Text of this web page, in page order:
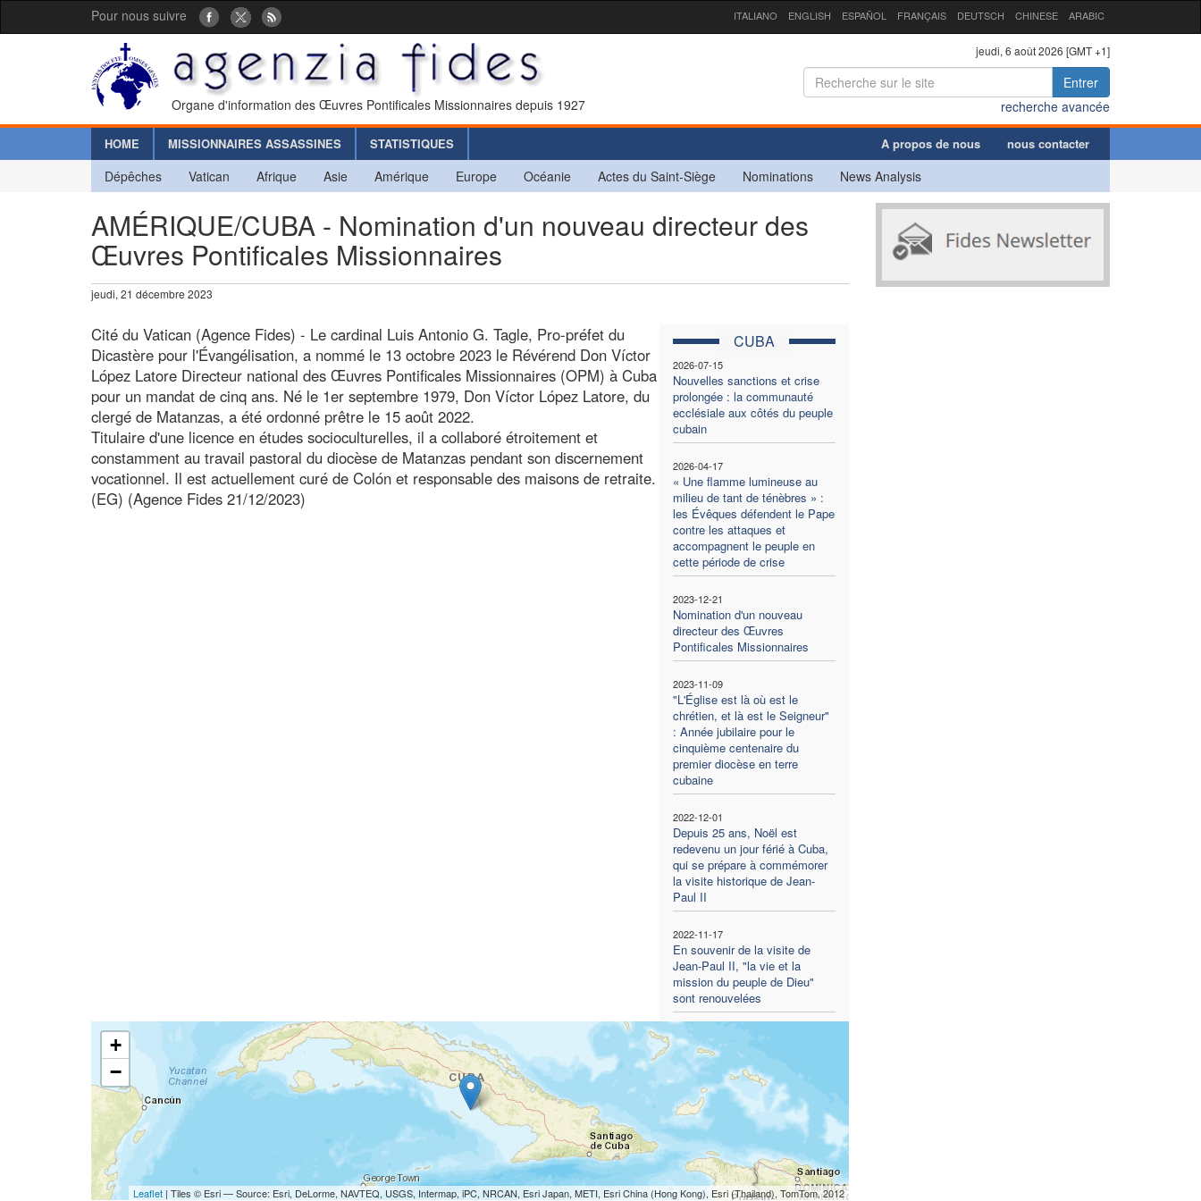
Pour nous suivre ITALIANO ENGLISH ESPAÑOL FRANÇAIS DEUTSCH CHINESE ARABIC
Organe d'information des Œuvres Pontificales Missionnaires depuis 1927
jeudi, 6 août 2026 [GMT +1]
Entrer
recherche avancée
HOME MISSIONNAIRES ASSASSINES STATISTIQUES A propos de nous nous contacter
Dépêches Vatican Afrique Asie Amérique Europe Océanie Actes du Saint-Siège Nominations News Analysis
AMÉRIQUE/CUBA - Nomination d'un nouveau directeur des
Œuvres Pontificales Missionnaires
jeudi, 21 décembre 2023
CUBA
2026-07-15
Nouvelles sanctions et crise
prolongée : la communauté
ecclésiale aux côtés du peuple
cubain
2026-04-17
« Une flamme lumineuse au
milieu de tant de ténèbres » :
les Évêques défendent le Pape
contre les attaques et
accompagnent le peuple en
cette période de crise
2023-12-21
Nomination d'un nouveau
directeur des Œuvres
Pontificales Missionnaires
2023-11-09
"L'Église est là où est le
chrétien, et là est le Seigneur"
: Année jubilaire pour le
cinquième centenaire du
premier diocèse en terre
cubaine
2022-12-01
Depuis 25 ans, Noël est
redevenu un jour férié à Cuba,
qui se prépare à commémorer
la visite historique de Jean-
Paul II
2022-11-17
En souvenir de la visite de
Jean-Paul II, "la vie et la
mission du peuple de Dieu"
sont renouvelées
Cité du Vatican (Agence Fides) - Le cardinal Luis Antonio G. Tagle, Pro-préfet du
Dicastère pour l'Évangélisation, a nommé le 13 octobre 2023 le Révérend Don Víctor
López Latore Directeur national des Œuvres Pontificales Missionnaires (OPM) à Cuba
pour un mandat de cinq ans. Né le 1er septembre 1979, Don Víctor López Latore, du
clergé de Matanzas, a été ordonné prêtre le 15 août 2022.
Titulaire d'une licence en études socioculturelles, il a collaboré étroitement et
constamment au travail pastoral du diocèse de Matanzas pendant son discernement
vocationnel. Il est actuellement curé de Colón et responsable des maisons de retraite.
(EG) (Agence Fides 21/12/2023)
+
−
Leaflet| Tiles © Esri — Source: Esri, DeLorme, NAVTEQ, USGS, Intermap, iPC, NRCAN, Esri Japan, METI, Esri China (Hong Kong), Esri (Thailand), TomTom, 2012